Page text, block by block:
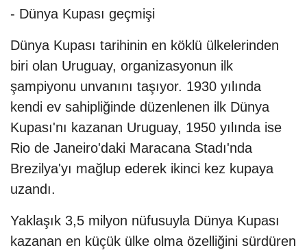
- Dünya Kupası geçmişi
Dünya Kupası tarihinin en köklü ülkelerinden
biri olan Uruguay, organizasyonun ilk
şampiyonu unvanını taşıyor. 1930 yılında
kendi ev sahipliğinde düzenlenen ilk Dünya
Kupası'nı kazanan Uruguay, 1950 yılında ise
Rio de Janeiro'daki Maracana Stadı'nda
Brezilya'yı mağlup ederek ikinci kez kupaya
uzandı.
Yaklaşık 3,5 milyon nüfusuyla Dünya Kupası
kazanan en küçük ülke olma özelliğini sürdüren